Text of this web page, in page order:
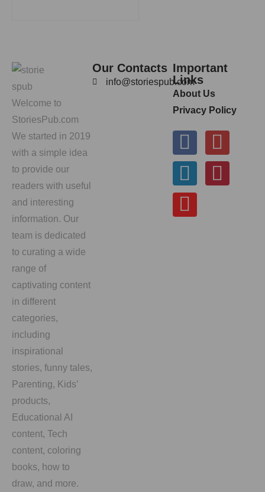
Welcome to
StoriesPub.com
We started in 2019
with a simple idea
to provide our
readers with useful
and interesting
information. Our
team is dedicated
to curating a wide
range of
captivating content
in different
categories,
including
inspirational
stories, funny tales,
Parenting, Kids’
products,
Educational AI
content, Tech
content, coloring
books, how to
draw, and more.
Our Contacts
info@storiespub.com
Important
Links
About Us
Privacy Policy